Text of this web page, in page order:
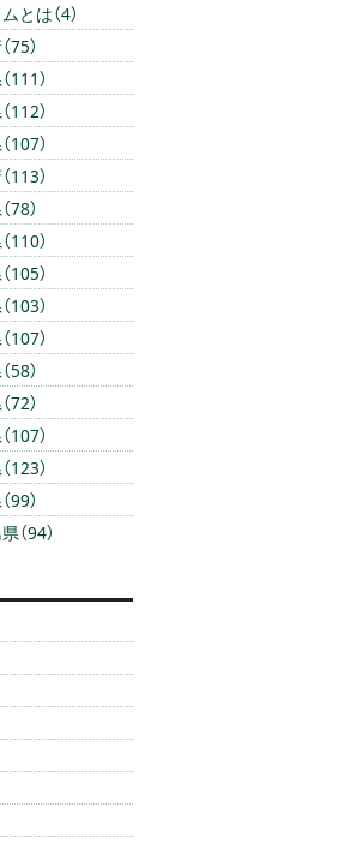
とは（4）
）
）
）
）
）
）
）
）
）
）
）
）
）
）
）
94）